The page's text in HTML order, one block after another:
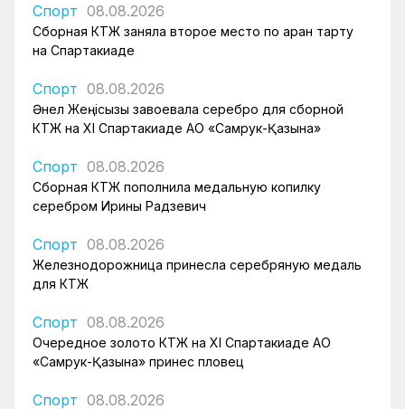
Спорт 08.08.2026
Сборная КТЖ заняла второе место по арқан тарту
на Спартакиаде
Спорт 08.08.2026
Әнел Жеңісқызы завоевала серебро для сборной
КТЖ на XI Спартакиаде АО «Самрук-Қазына»
Спорт 08.08.2026
Сборная КТЖ пополнила медальную копилку
серебром Ирины Радзевич
Спорт 08.08.2026
Железнодорожница принесла серебряную медаль
для КТЖ
Спорт 08.08.2026
Очередное золото КТЖ на XI Спартакиаде АО
«Самрук-Қазына» принес пловец
Спорт 08.08.2026